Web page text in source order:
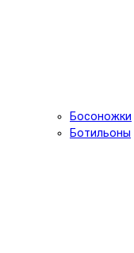
Босоножки
Ботильоны